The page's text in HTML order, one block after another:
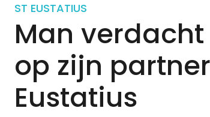
ST EUSTATIUS
Man
op zijn
Eustatius